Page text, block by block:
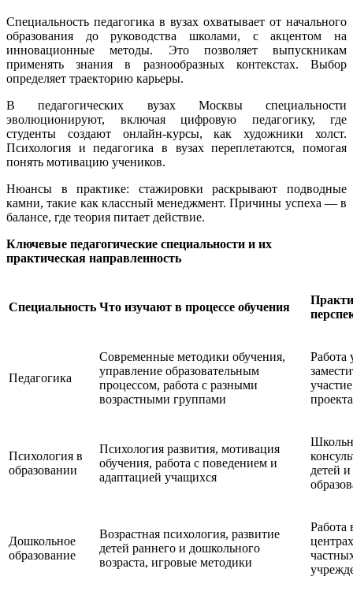
Специальность педагогика в вузах охватывает от начального
образования до руководства школами, с акцентом на
инновационные методы. Это позволяет выпускникам
применять знания в разнообразных контекстах. Выбор
определяет траекторию карьеры.
В педагогических вузах Москвы специальности
эволюционируют, включая цифровую педагогику, где
студенты создают онлайн-курсы, как художники холст.
Психология и педагогика в вузах переплетаются, помогая
понять мотивацию учеников.
Нюансы в практике: стажировки раскрывают подводные
камни, такие как классный менеджмент. Причины успеха — в
балансе, где теория питает действие.
Ключевые педагогические специальности и их
практическая направленность
Специальность Что изучают в процессе обучения
Педагогика
Современные методики обучения,
управление образовательным
процессом, работа с разными
возрастными группами
Работа
Психология в
образовании
Психология развития, мотивация
обучения, работа с поведением и
адаптацией учащихся
детей
Дошкольное
образование
Возрастная психология, развитие
детей раннего и дошкольного
возраста, игровые методики
Работа